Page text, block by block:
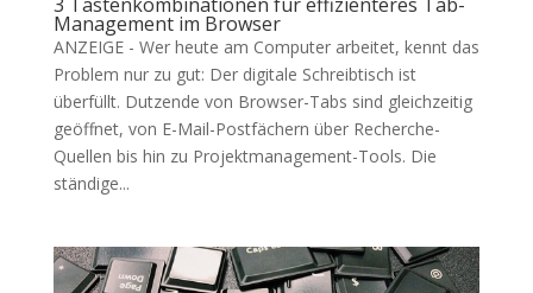
Management im Browser
ANZEIGE - Wer heute am Computer arbeitet, kennt das
Problem nur zu gut: Der digitale Schreibtisch ist
überfüllt. Dutzende von Browser-Tabs sind gleichzeitig
geöffnet, von E-Mail-Postfächern über Recherche-
Quellen bis hin zu Projektmanagement-Tools. Die
ständige...